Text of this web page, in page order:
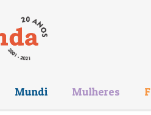
Mundi Mulheres